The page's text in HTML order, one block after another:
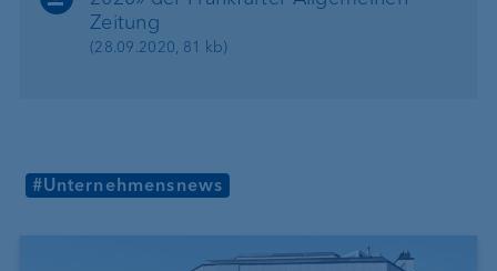
Zeitung
(28.09.2020, 81 kb)
#Unternehmensnews